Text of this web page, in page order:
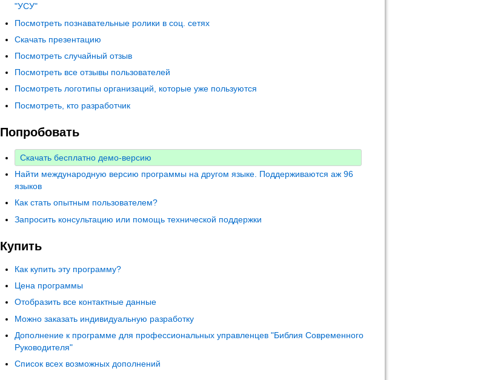
"УСУ"
Посмотреть познавательные ролики в соц. сетях
Скачать презентацию
Посмотреть случайный отзыв
Посмотреть все отзывы пользователей
Посмотреть логотипы организаций, которые уже пользуются
Посмотреть, кто разработчик
Попробовать
Скачать бесплатно демо-версию
Найти международную версию программы на другом языке. Поддерживаются аж 96
языков
Как стать опытным пользователем?
Запросить консультацию или помощь технической поддержки
Купить
Как купить эту программу?
Цена программы
Отобразить все контактные данные
Можно заказать индивидуальную разработку
Дополнение к программе для профессиональных управленцев "Библия Современного
Руководителя"
Список всех возможных дополнений